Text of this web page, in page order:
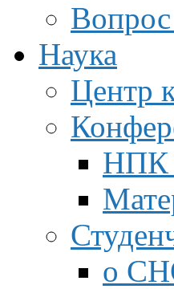
Вопрос
Наука
Центр
о